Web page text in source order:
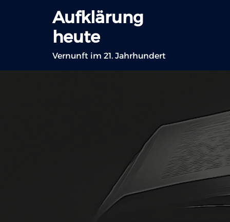
Aufklärung
heute
Vernunft im 21. Jahrhundert